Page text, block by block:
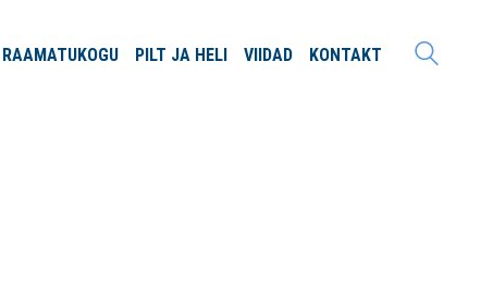
RAAMATUKOGU PILT JA HELI VIIDAD KONTAKT